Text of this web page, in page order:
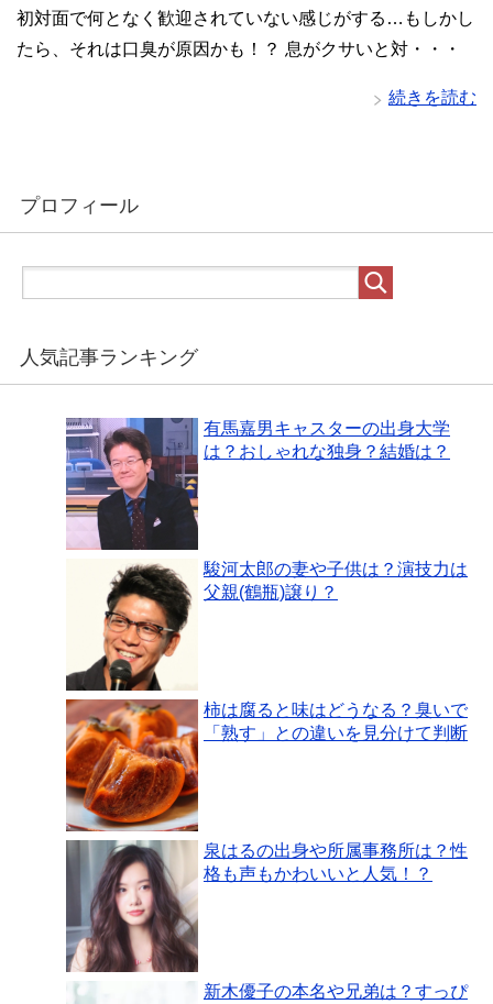
初対面で何となく歓迎されていない感じがする…もしかし
たら、それは口臭が原因かも！？ 息がクサいと対・・・
続きを読む
プロフィール
人気記事ランキング
有馬嘉男キャスターの出身大学
は？おしゃれな独身？結婚は？
駿河太郎の妻や子供は？演技力は
父親(鶴瓶)譲り？
柿は腐ると味はどうなる？臭いで
「熟す」との違いを見分けて判断
泉はるの出身や所属事務所は？性
格も声もかわいいと人気！？
新木優子の本名や兄弟は？すっぴ